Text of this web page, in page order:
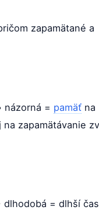
zapamätané a
názorná = pamäť na
zapamätávanie
= dlhší